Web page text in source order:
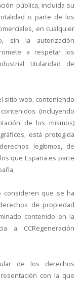
pública, incluida su
o parte de los
en cualquier
sin la autorización
a respetar los
titularidad de
sitio web, conteniendo
(incluyendo
de los mismos)
está protegida
legítimos, de
que España es parte
que se ha
de propiedad
contenido en la
a CCRegeneración
de los derechos
con la que